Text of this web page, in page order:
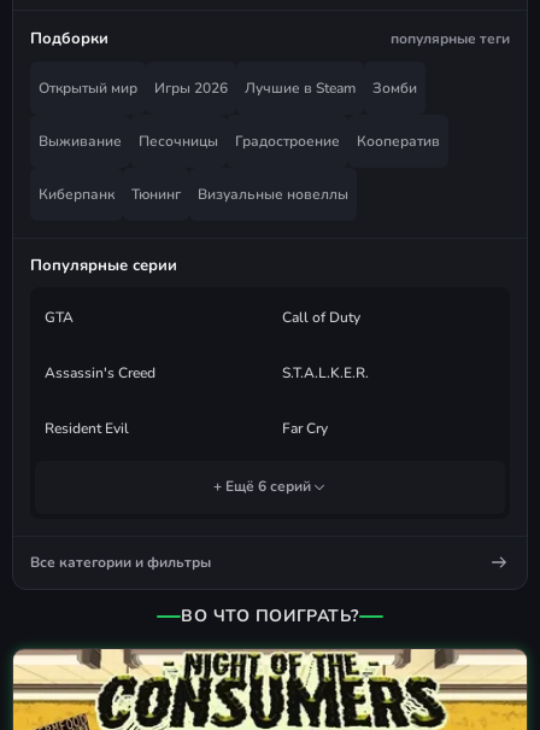
Подборки популярные теги
Открытый мир Игры 2026 Лучшие в Steam Зомби
Выживание Песочницы Градостроение Кооператив
Киберпанк Тюнинг Визуальные новеллы
Популярные серии
GTA Call of Duty
Assassin's Creed S.T.A.L.K.E.R.
Resident Evil Far Cry
+ Ещё 6 серий
Все категории и фильтры
ВО ЧТО ПОИГРАТЬ?